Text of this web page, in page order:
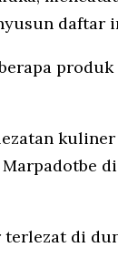
daftar
di